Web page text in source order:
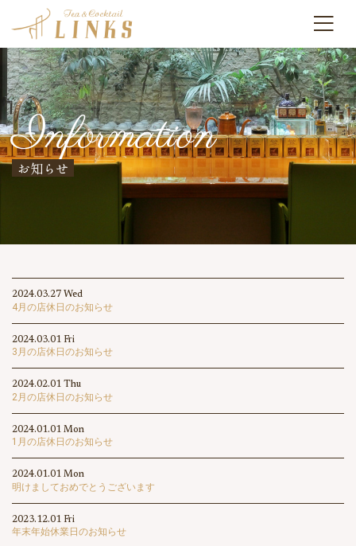
Information
お知らせ
2024.03.27 Wed
4月の店休日のお知らせ
2024.03.01 Fri
3月の店休日のお知らせ
2024.02.01 Thu
2月の店休日のお知らせ
2024.01.01 Mon
1月の店休日のお知らせ
2024.01.01 Mon
明けましておめでとうございます
2023.12.01 Fri
年末年始休業日のお知らせ